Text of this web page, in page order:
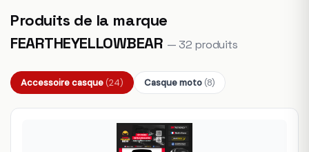
Produits de la marque
FEARTHEYELLOWBEAR — 32 produits
Accessoire casque (24) Casque moto (8)